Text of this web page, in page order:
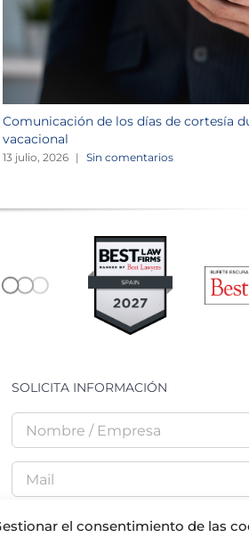
el consentimiento de las
Comunicación de los días de cortesía
vacacional
13 julio, 2026 | Sin comentarios
SOLICITA INFORMACIÓN